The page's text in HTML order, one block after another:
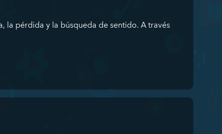
la pérdida y la búsqueda de sentido. A través